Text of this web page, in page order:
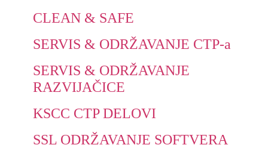
CLEAN & SAFE
SERVIS & ODRŽAVANJE CTP-a
SERVIS & ODRŽAVANJE
RAZVIJAČICE
KSCC CTP DELOVI
SSL ODRŽAVANJE SOFTVERA